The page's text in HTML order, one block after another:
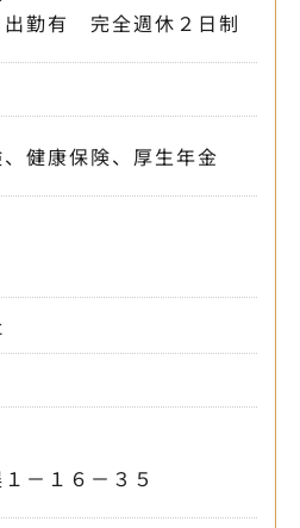
出勤有 完全週休２日制
健康保険、厚生年金
－１６－３５